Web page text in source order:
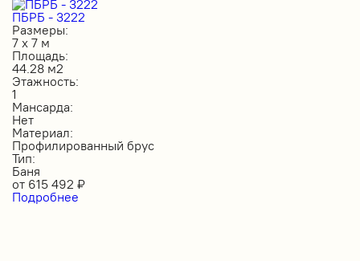
ПБРБ - 3222
Размеры:
7 х 7 м
Площадь:
44.28 м2
Этажность:
1
Мансарда:
Нет
Материал:
Профилированный брус
Тип:
Баня
от 615 492 ₽
Подробнее